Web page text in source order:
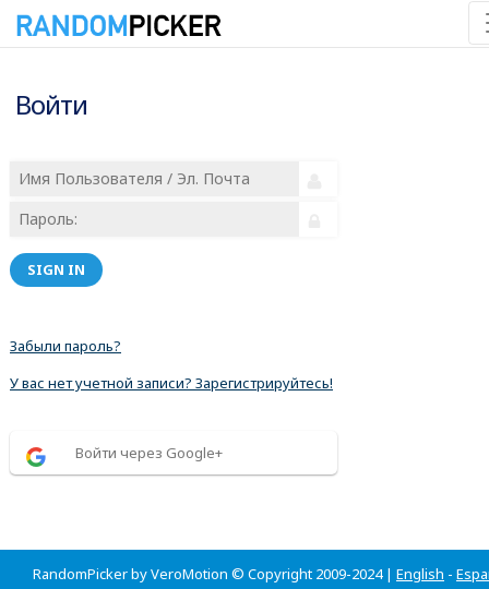
Войти
SIGN IN
Забыли пароль?
У вас нет учетной записи? Зарегистрируйтесь!
Войти через Google+
RandomPicker by VeroMotion © Copyright 2009-2024 | English -